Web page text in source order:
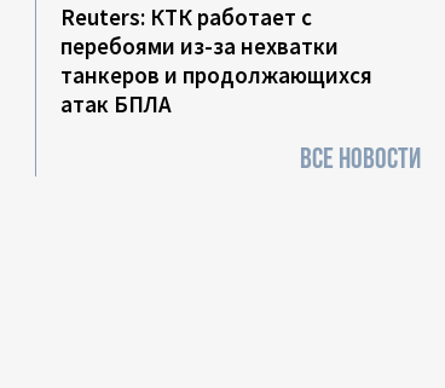
Reuters: КТК работает с
перебоями из-за нехватки
танкеров и продолжающихся
атак БПЛА
ВСЕ НОВОСТИ